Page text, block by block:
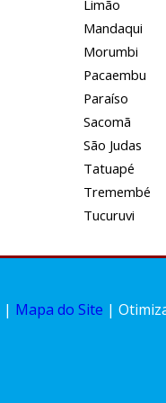
Limão
Mandaqui
Morumbi
Pacaembu
Paraíso
Sacomã
São Judas
Tatuapé
Tremembé
Tucuruvi
| Mapa do Site |